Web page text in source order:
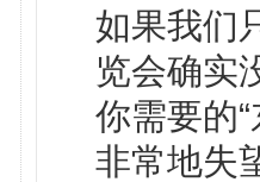
如果我们
览会确实
你需要的
非常地失